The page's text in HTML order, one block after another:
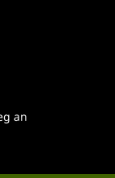
an